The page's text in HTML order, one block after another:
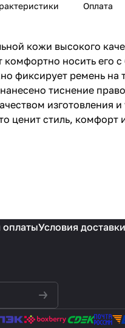
Оплата
кожи высокого
носить его
фиксирует ремень на
тиснение
изготовления
ценит стиль, комфорт
оплатыУсловия доставки